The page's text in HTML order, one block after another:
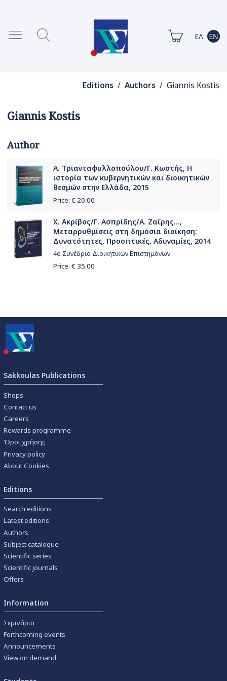
Editions / Authors / Giannis Kostis
Giannis Kostis
Author
Α. Τριανταφυλλοπούλου/Γ. Κωστής, Η
ιστορία των κυβερνητικών και διοικητικών
θεσμών στην Ελλάδα, 2015
Price: € 20.00
Χ. Ακρίβος/Γ. Ασπρίδης/Α. Ζαΐρης...,
Μεταρρυθμίσεις στη δημόσια διοίκηση:
Δυνατότητες, Προοπτικές, Αδυναμίες, 2014
4ο Συνέδριο Διοικητικών Επιστημόνων
Price: € 35.00
Sakkoulas Publications
Shops
Contact us
Careers
Rewards programme
Όροι χρήσης
Privacy policy
About Cookies
Editions
Search editions
Latest editions
Authors
Subject catalogue
Scientific series
Scientific journals
Offers
Information
Σεμινάρια
Forthcoming events
Announcements
View on demand